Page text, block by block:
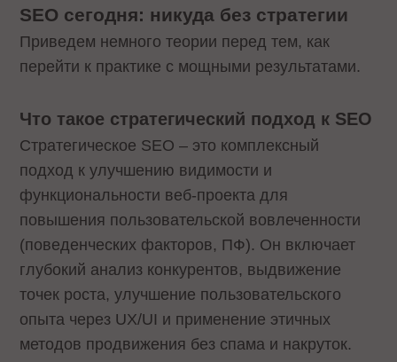
SEO сегодня: никуда без стратегии
Приведем немного теории перед тем, как
перейти к практике с мощными результатами.
Что такое стратегический подход к SEO
Стратегическое SEO – это комплексный
подход к улучшению видимости и
функциональности веб-проекта для
повышения пользовательской вовлеченности
(поведенческих факторов, ПФ). Он включает
глубокий анализ конкурентов, выдвижение
точек роста, улучшение пользовательского
опыта через UX/UI и применение этичных
методов продвижения без спама и накруток.